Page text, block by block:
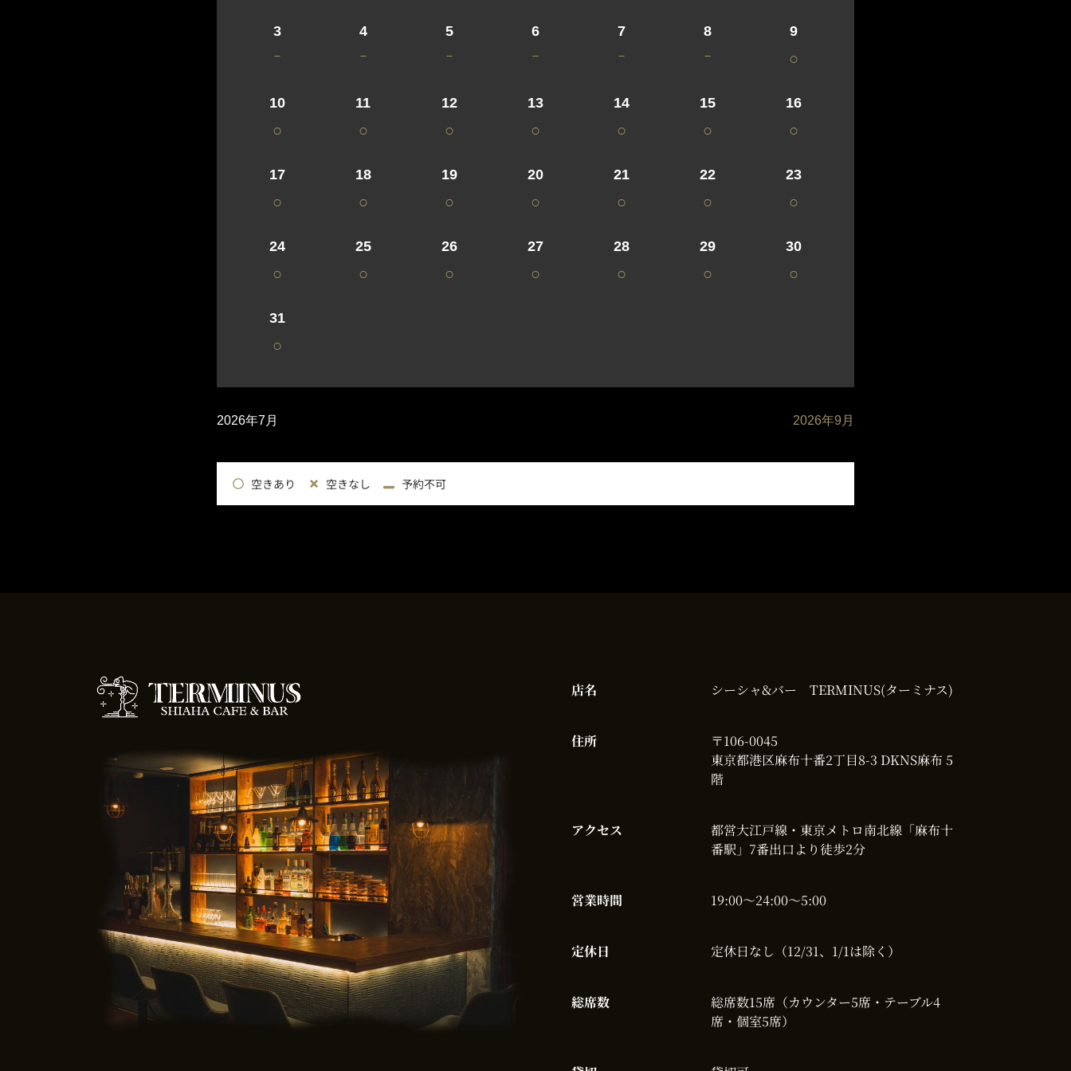
3
－
4
－
5
－
6
－
7
－
8
－
9
○
10
○
11
○
12
○
13
○
14
○
15
○
16
○
17
○
18
○
19
○
20
○
21
○
22
○
23
○
24
○
25
○
26
○
27
○
28
○
29
○
30
○
31
○
2026年7月 2026年9月
空きあり 空きなし 予約不可
店名 シーシャ&バー TERMINUS(ターミナス)
住所
〒106-0045
東京都港区麻布十番2丁目8-3 DKNS麻布 5
階
アクセス
都営大江戸線・東京メトロ南北線「麻布十
番駅」7番出口より徒歩2分
営業時間 19:00〜24:00～5:00
定休日 定休日なし（12/31、1/1は除く）
総席数 総席数15席（カウンター5席・テーブル4
席・個室5席）